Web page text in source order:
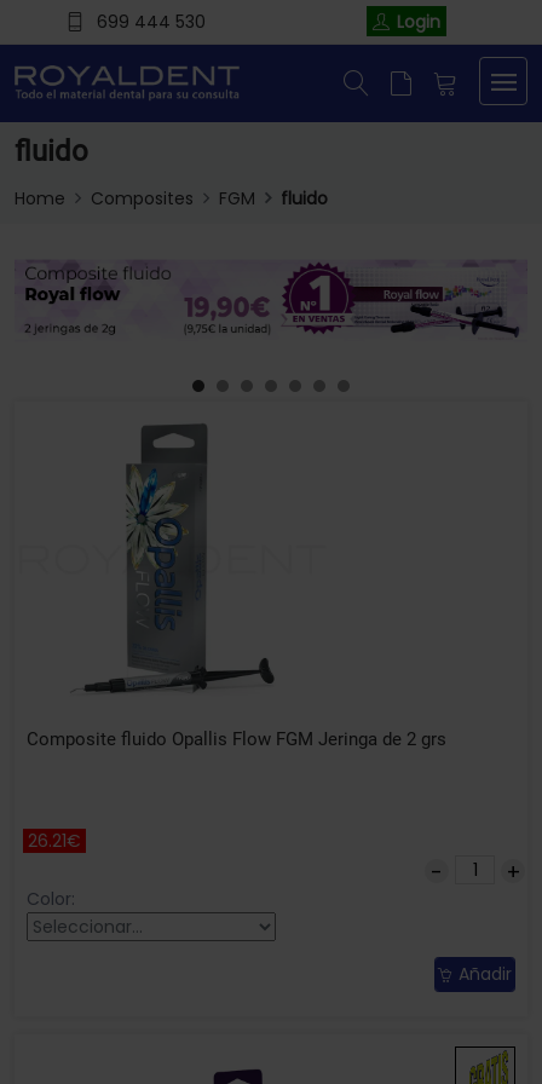
699 444 530 Login
fluido
Home Composites FGM fluido
Composite fluido Opallis Flow FGM Jeringa de 2 grs
26.21€
Color:
Añadir